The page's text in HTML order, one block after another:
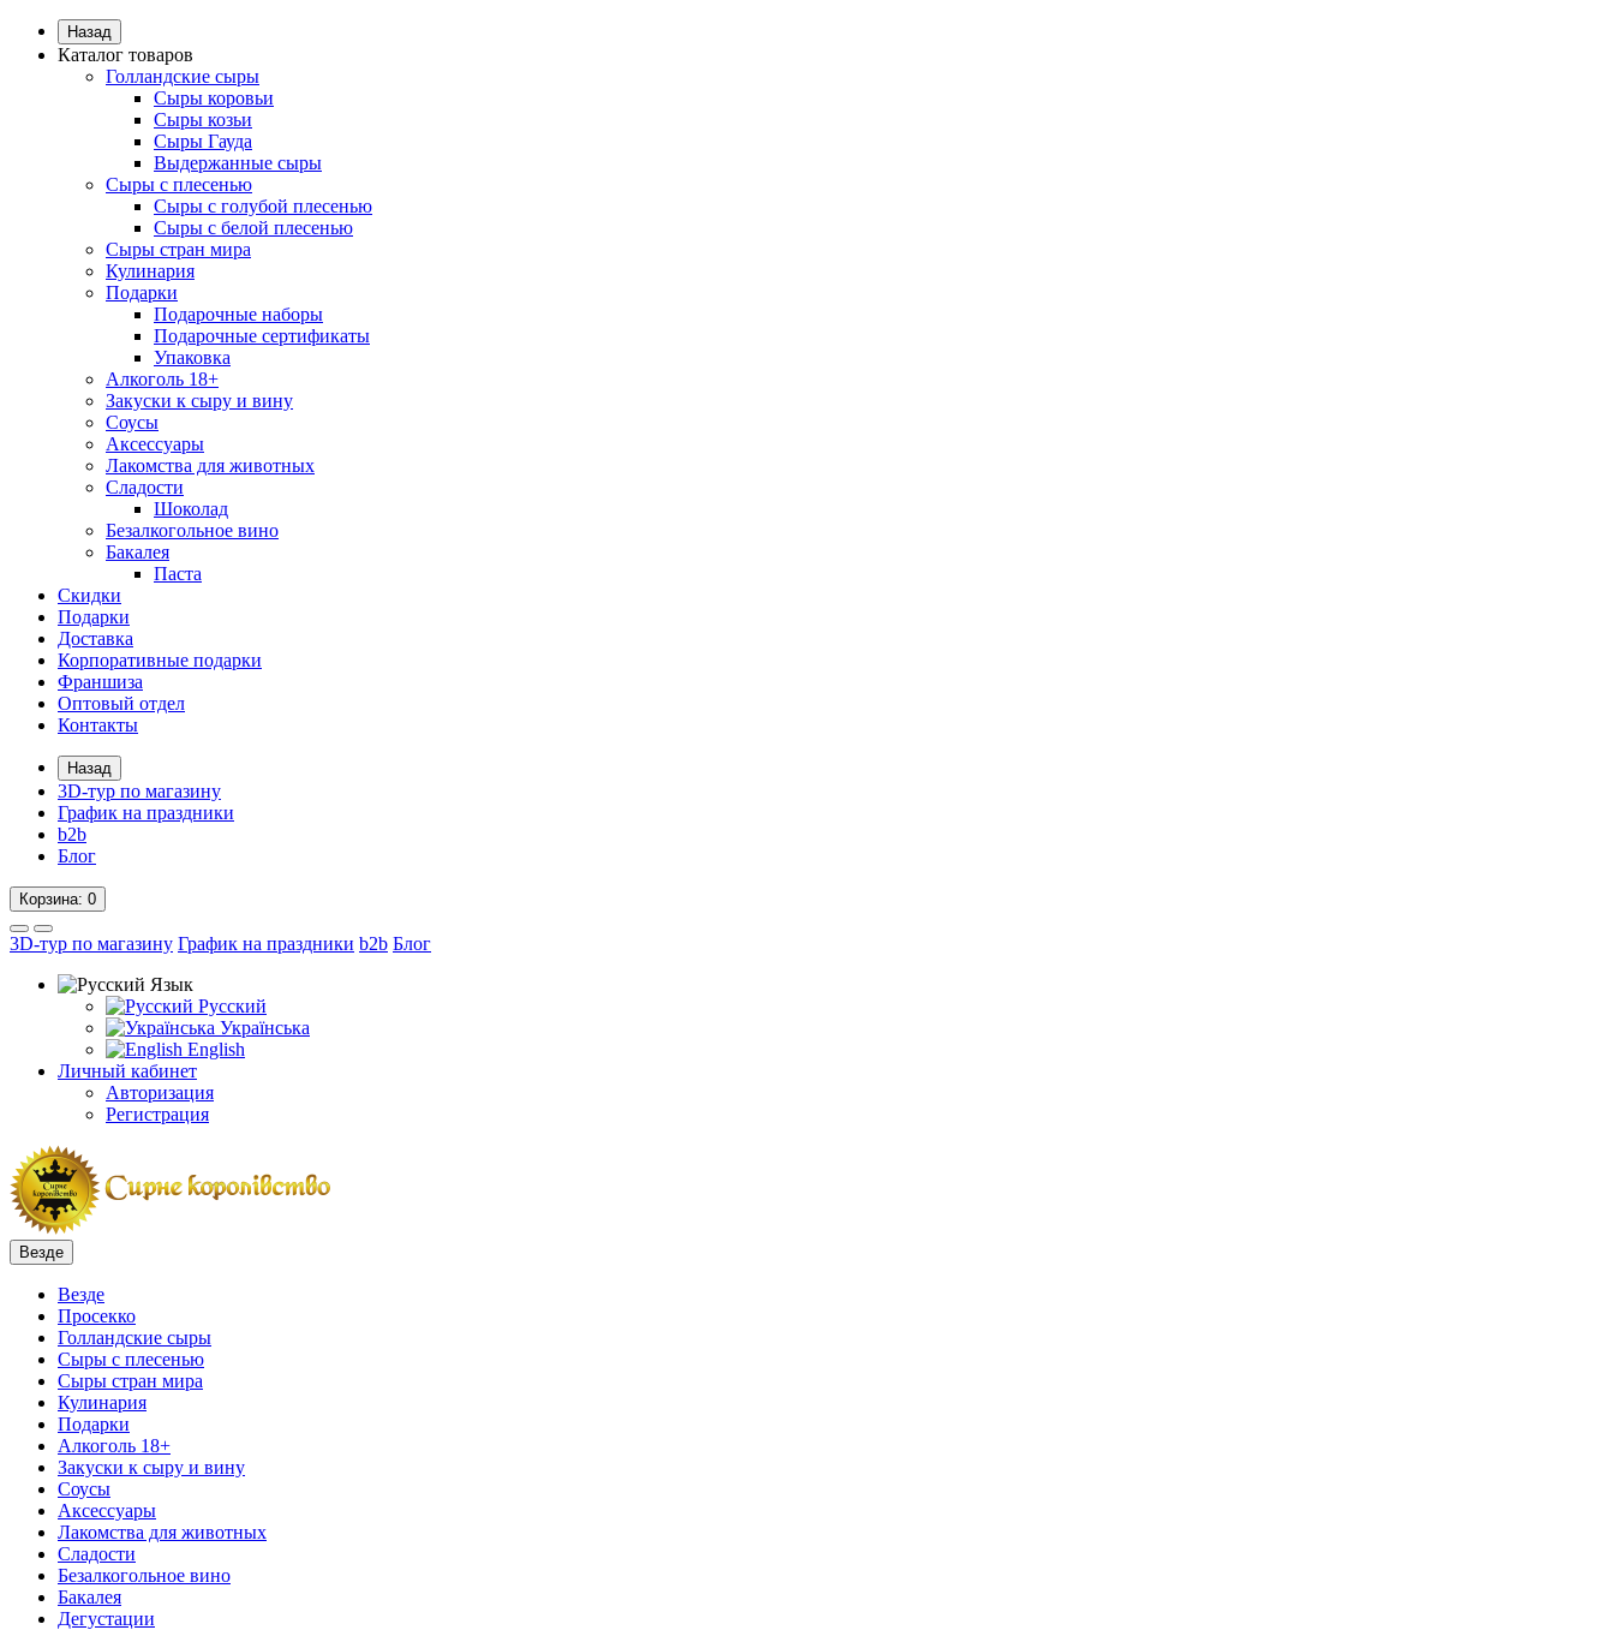
Назад
Каталог товаров
Голландские сыры
Сыры коровьи
Сыры козьи
Сыры Гауда
Выдержанные сыры
Сыры с плесенью
Сыры с голубой плесенью
Сыры с белой плесенью
Сыры стран мира
Кулинария
Подарки
Подарочные наборы
Подарочные сертификаты
Упаковка
Алкоголь 18+
Закуски к сыру и вину
Соусы
Аксессуары
Лакомства для животных
Сладости
Шоколад
Безалкогольное вино
Бакалея
Паста
Скидки
Подарки
Доставка
Корпоративные подарки
Франшиза
Оптовый отдел
Контакты
Назад
3D-тур по магазину
График на праздники
b2b
Блог
Корзина: 0
3D-тур по магазину График на праздники b2b Блог
Язык
Русский
Українська
English
Личный кабинет
Авторизация
Регистрация
Везде
Везде
Просекко
Голландские сыры
Сыры с плесенью
Сыры стран мира
Кулинария
Подарки
Алкоголь 18+
Закуски к сыру и вину
Соусы
Аксессуары
Лакомства для животных
Сладости
Безалкогольное вино
Бакалея
Дегустации